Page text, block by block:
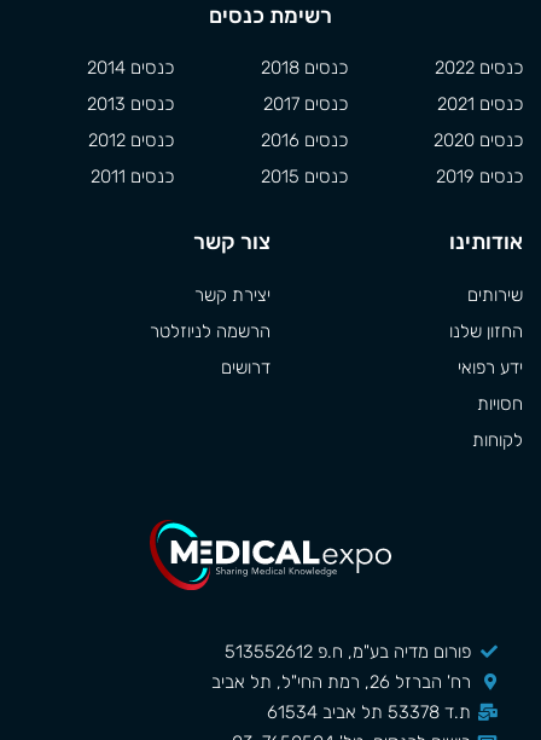
פורום מדיה בע"מ, ח.פ 513552612
רח' הברזל 26, רמת החי"ל, תל אביב
ת.ד 53378 תל אביב 61534
רשימת כנסים
כנסים 2022
כנסים 2021
כנסים 2020
כנסים 2019
כנסים 2018
כנסים 2017
כנסים 2016
כנסים 2015
כנסים 2014
כנסים 2013
כנסים 2012
כנסים 2011
אודותינו
שירותים
החזון שלנו
ידע רפואי
חסויות
לקוחות
צור קשר
יצירת קשר
הרשמה לניוזלטר
דרושים